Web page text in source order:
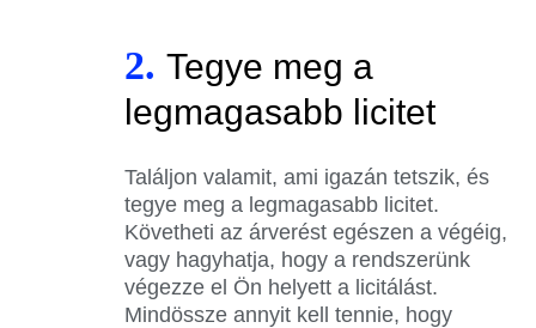
2. Tegye meg a
legmagasabb licitet
Találjon valamit, ami igazán tetszik, és
tegye meg a legmagasabb licitet.
Követheti az árverést egészen a végéig,
vagy hagyhatja, hogy a rendszerünk
végezze el Ön helyett a licitálást.
Mindössze annyit kell tennie, hogy